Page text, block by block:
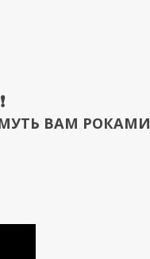
ВАМ РОКАМИ